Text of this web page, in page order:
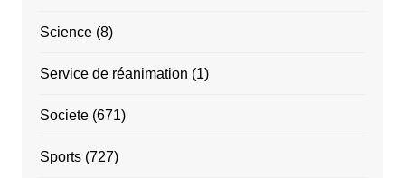
Science(8)
Service de réanimation (1)
Societe(671)
Sports(727)